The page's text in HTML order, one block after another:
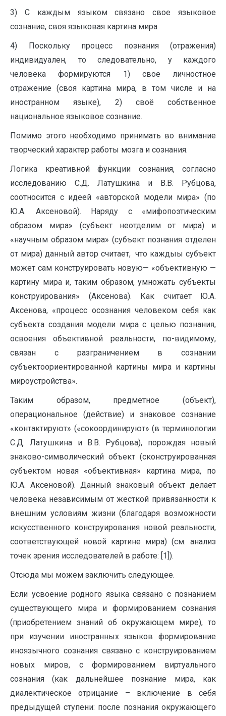
3) С каждым языком связано свое языковое
сознание, своя языковая картина мира
4) Поскольку процесс познания (отражения)
индивидуален, то следовательно, у каждого
человека формируются 1) свое личностное
отражение (своя картина мира, в том числе и на
иностранном языке), 2) своё собственное
национальное языковое сознание.
Помимо этого необходимо принимать во внимание
творческий характер работы мозга и сознания.
Логика креативной функции сознания, согласно
исследованию С.Д. Латушкина и В.В. Рубцова,
соотносится с идеей «авторской модели мира» (по
Ю.А. Аксеновой). Наряду с «мифопоэтическим
образом мира» (субъект неотделим от мира) и
«научным образом мира» (субъект познания отделен
от мира) данный автор считает, что каждыы субъект
может сам конструировать новую— «объективную —
картину мира и, таким образом, умножать субъекты
конструирования» (Аксенова). Как считает Ю.А.
Аксенова, «процесс осознания человеком себя как
субъекта создания модели мира с целью познания,
освоения объективной реальности, по-видимому,
связан с разграничением в сознании
субъектоориентированной картины мира и картины
мироустройства».
Таким образом, предметное (объект),
операциональное (действие) и знаковое сознание
«контактируют» («сокоординируют» (в терминологии
С.Д. Латушкина и В.В. Рубцова), порождая новый
знаково-символический объект (сконструированная
субъектом новая «объективная» картина мира, по
Ю.А. Аксеновой). Данный знаковый объект делает
человека независимым от жесткой привязанности к
внешним условиям жизни (благодаря возможности
искусственного конструирования новой реальности,
соответствующей новой картине мира) (см. анализ
точек зрения исследователей в работе: [1]).
Отсюда мы можем заключить следующее.
Если усвоение родного языка связано с познанием
существующего мира и формированием сознания
(приобретением знаний об окружающем мире), то
при изучении иностранных языков формирование
иноязычного сознания связано с конструированием
новых миров, с формированием виртуального
сознания (как дальнейшее познание мира, как
диалектическое отрицание – включение в себя
предыдущей ступени: после познания окружающего